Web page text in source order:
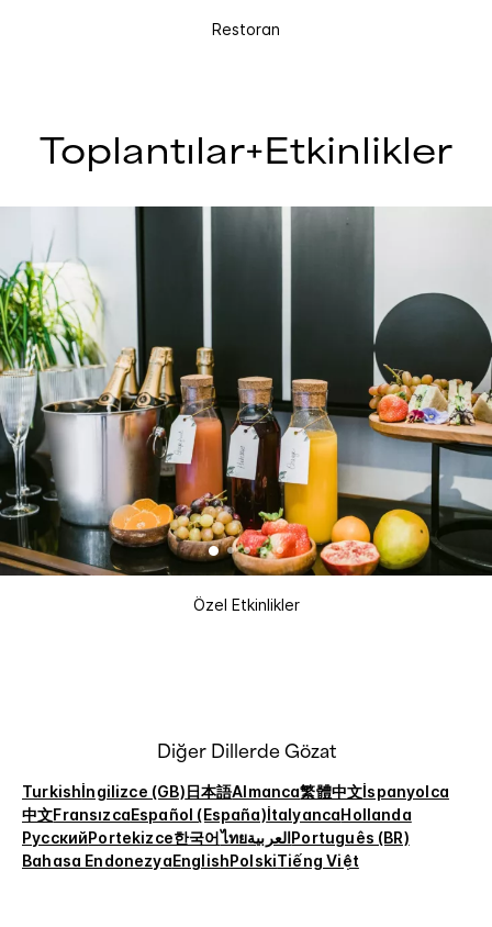
Restoran
Toplantılar+Etkinlikler
Özel Etkinlikler
Diğer Dillerde Gözat
Turkishİngilizce (GB)日本語Almanca繁體中文İspanyolca
中文FransızcaEspañol (España)İtalyancaHollanda
РусскийPortekizce한국어ไทยالعربيةPortuguês (BR)
Bahasa EndonezyaEnglishPolskiTiếng Việt